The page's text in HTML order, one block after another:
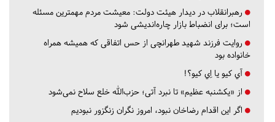
رهبرانقلاب در دیدار هیئت دولت: معیشت مردم مهمترین مسئله
است؛ برای انضباط بازار چاره‌اندیشی شود
روایت فرزند شهید طهرانچی از حس اتفاقی که همیشه همراه
خانواده بود
آي كيو يا اِي كيو؟!
از «یکشنبه عظیم» تا نبرد آتی؛ حزب‌الله خلع سلاح نمی‌شود
اگر این اقدام رضاخان نبود، امروز نگران زنگزور نبودیم